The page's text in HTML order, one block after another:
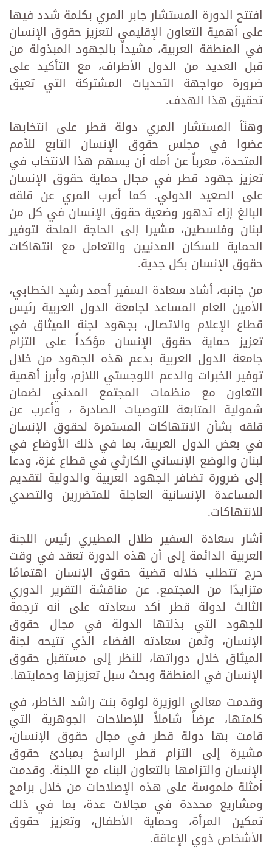
افتتح الدورة المستشار جابر المري بكلمة شدد فيها
على أهمية التعاون الإقليمي لتعزيز حقوق الإنسان
في المنطقة العربية، مشيداً بالجهود المبذولة من
قبل العديد من الدول الأطراف، مع التأكيد على
ضرورة مواجهة التحديات المشتركة التي تعيق
تحقيق هذا الهدف.
وهنّأ المستشار المري دولة قطر على انتخابها
عضوا في مجلس حقوق الإنسان التابع للأمم
المتحدة، معرباً عن أمله أن يسهم هذا الانتخاب في
تعزيز جهود قطر في مجال حماية حقوق الإنسان
على الصعيد الدولي. كما أعرب المري عن قلقه
البالغ إزاء تدهور وضعية حقوق الإنسان في كل من
لبنان وفلسطين، مشيرا إلى الحاجة الملحة لتوفير
الحماية للسكان المدنيين والتعامل مع انتهاكات
حقوق الإنسان بكل جدية.
من جانبه، أشاد سعادة السفير أحمد رشيد الخطابي،
الأمين العام المساعد لجامعة الدول العربية رئيس
قطاع الإعلام والاتصال، بجهود لجنة الميثاق في
تعزيز حماية حقوق الإنسان مؤكداً على التزام
جامعة الدول العربية بدعم هذه الجهود من خلال
توفير الخبرات والدعم اللوجستي اللازم، وأبرز أهمية
التعاون مع منظمات المجتمع المدني لضمان
شمولية المتابعة للتوصيات الصادرة ، وأعرب عن
قلقه بشأن الانتهاكات المستمرة لحقوق الإنسان
في بعض الدول العربية، بما في ذلك الأوضاع في
لبنان والوضع الإنساني الكارثي في قطاع غزة، ودعا
إلى ضرورة تضافر الجهود العربية والدولية لتقديم
المساعدة الإنسانية العاجلة للمتضررين والتصدي
للانتهاكات.
أشار سعادة السفير طلال المطيري رئيس اللجنة
العربية الدائمة إلى أن هذه الدورة تعقد في وقت
حرج تتطلب خلاله قضية حقوق الإنسان اهتمامًا
متزايدًا من المجتمع. عن مناقشة التقرير الدوري
الثالث لدولة قطر أكد سعادته على أنه ترجمة
للجهود التي بذلتها الدولة في مجال حقوق
الإنسان، وثمن سعادته الفضاء الذي تتيحه لجنة
الميثاق خلال دوراتها، للنظر إلى مستقبل حقوق
الإنسان في المنطقة وبحث سبل تعزيزها وحمايتها.
وقدمت معالي الوزيرة لولوة بنت راشد الخاطر، في
كلمتها، عرضاً شاملاً للإصلاحات الجوهرية التي
قامت بها دولة قطر في مجال حقوق الإنسان،
مشيرة إلى التزام قطر الراسخ بمبادئ حقوق
الإنسان والتزامها بالتعاون البناء مع اللجنة. وقدمت
أمثلة ملموسة على هذه الإصلاحات من خلال برامج
ومشاريع محددة في مجالات عدة، بما في ذلك
تمكين المرأة، وحماية الأطفال، وتعزيز حقوق
الأشخاص ذوي الإعاقة.